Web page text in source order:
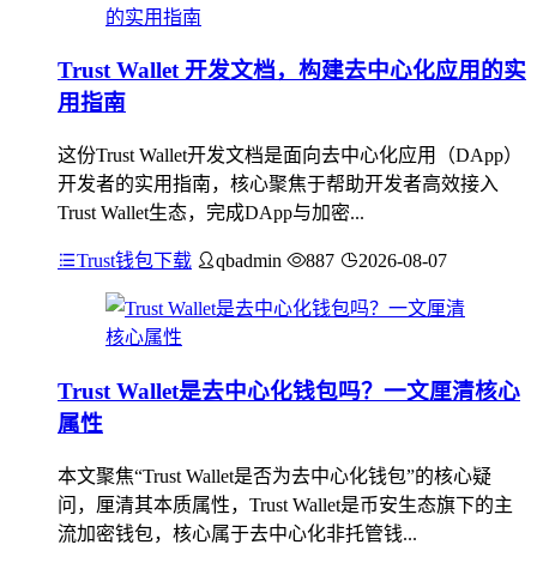
Trust Wallet 开发文档，构建去中心化应用的实
用指南
这份Trust Wallet开发文档是面向去中心化应用（DApp）
开发者的实用指南，核心聚焦于帮助开发者高效接入
Trust Wallet生态，完成DApp与加密...
Trust钱包下载 qbadmin 887 2026-08-07
Trust Wallet是去中心化钱包吗？一文厘清核心
属性
本文聚焦“Trust Wallet是否为去中心化钱包”的核心疑
问，厘清其本质属性，Trust Wallet是币安生态旗下的主
流加密钱包，核心属于去中心化非托管钱...